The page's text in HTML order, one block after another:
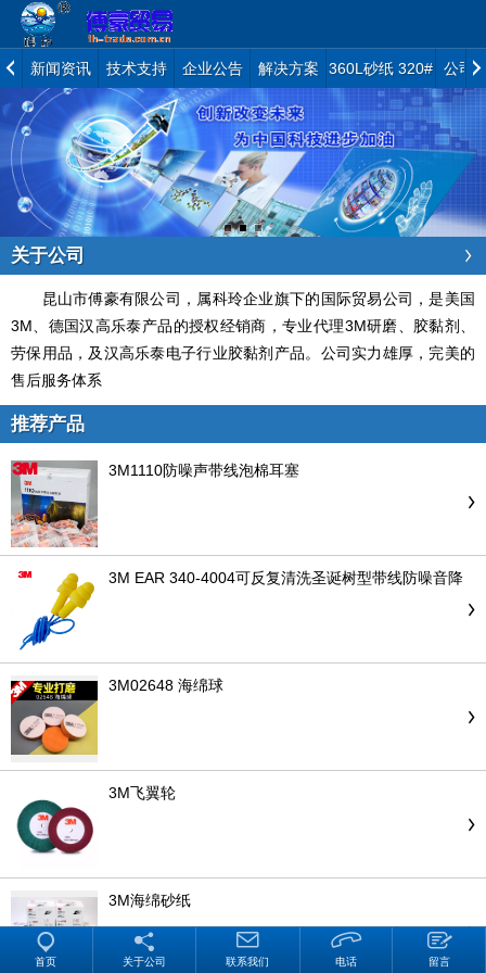
新闻资讯 技术支持 企业公告 解决方案 360L砂纸 320# 公司
关于公司
昆山市傅豪有限公司，属科玲企业旗下的国际贸易公司，是美国
3M、德国汉高乐泰产品的授权经销商，专业代理3M研磨、胶黏剂、
劳保用品，及汉高乐泰电子行业胶黏剂产品。公司实力雄厚，完美的
售后服务体系
推荐产品
3M1110防噪声带线泡棉耳塞
3M EAR 340-4004可反复清洗圣诞树型带线防噪音降
3M02648 海绵球
3M飞翼轮
3M海绵砂纸
首页 关于公司 联系我们 电话 留言